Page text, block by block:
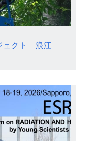
ェクト 浪江